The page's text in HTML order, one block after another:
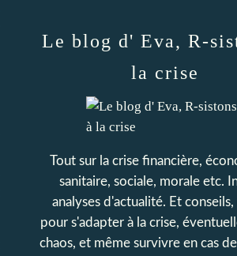
Le blog d' Eva, R-
la crise
Tout sur la crise financière,
sanitaire, sociale, morale etc.
analyses d'actualité. Et conseils,
pour s'adapter à la crise,
chaos, et même survivre en cas